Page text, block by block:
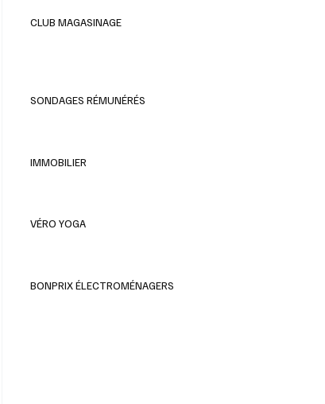
CLUB MAGASINAGE
SONDAGES RÉMUNÉRÉS
IMMOBILIER
VÉRO YOGA
BONPRIX ÉLECTROMÉNAGERS